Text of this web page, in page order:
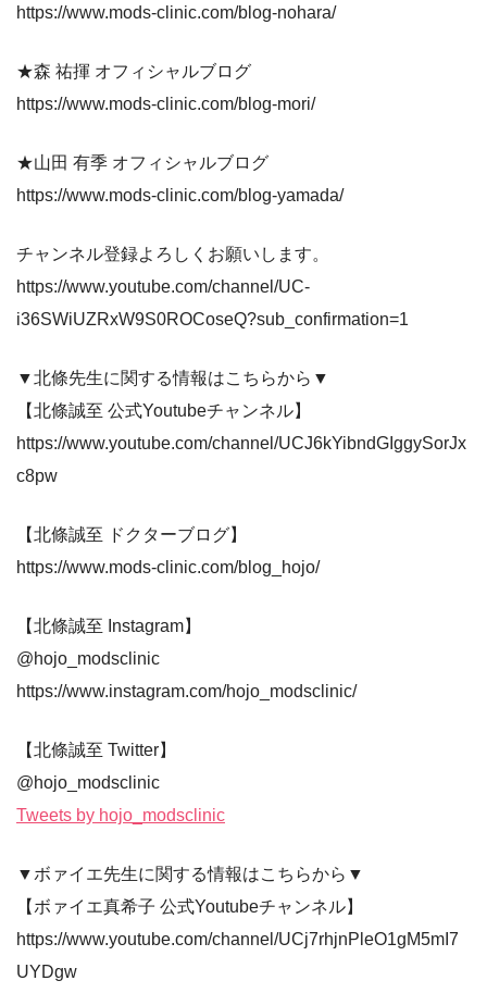
https://www.mods-clinic.com/blog-nohara/
★森 祐揮 オフィシャルブログ
https://www.mods-clinic.com/blog-mori/
★山田 有季 オフィシャルブログ
https://www.mods-clinic.com/blog-yamada/
チャンネル登録よろしくお願いします。
https://www.youtube.com/channel/UC-
i36SWiUZRxW9S0ROCoseQ?sub_confirmation=1
▼北條先生に関する情報はこちらから▼
【北條誠至 公式Youtubeチャンネル】
https://www.youtube.com/channel/UCJ6kYibndGIggySorJx
c8pw
【北條誠至 ドクターブログ】
https://www.mods-clinic.com/blog_hojo/
【北條誠至 Instagram】
@hojo_modsclinic
https://www.instagram.com/hojo_modsclinic/
【北條誠至 Twitter】
@hojo_modsclinic
Tweets by hojo_modsclinic
▼ボァイエ先生に関する情報はこちらから▼
【ボァイエ真希子 公式Youtubeチャンネル】
https://www.youtube.com/channel/UCj7rhjnPleO1gM5mI7
UYDgw